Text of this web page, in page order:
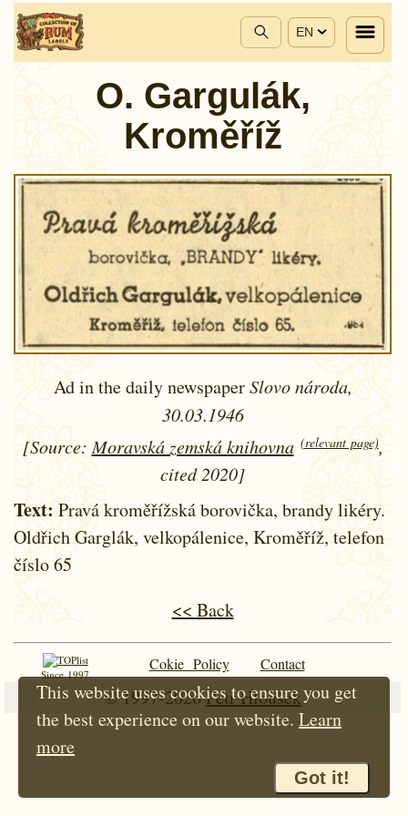
EN
O. Gargulák,
Kroměříž
Ad in the daily newspaperSlovo národa,
30.03.1946
[Source:Moravská zemská knihovna (relevant page),
cited 2020]
Text: Pravá kroměřížská borovička, brandy likéry.
Oldřich Garglák, velkopálenice, Kroměříž, telefon
číslo 65
<< Back
Since 1997
Cokie Policy Contact
© 1997-2026Petr Hloušek
This website uses cookies to ensure you get
the best experience on our website. Learn
more
Got it!